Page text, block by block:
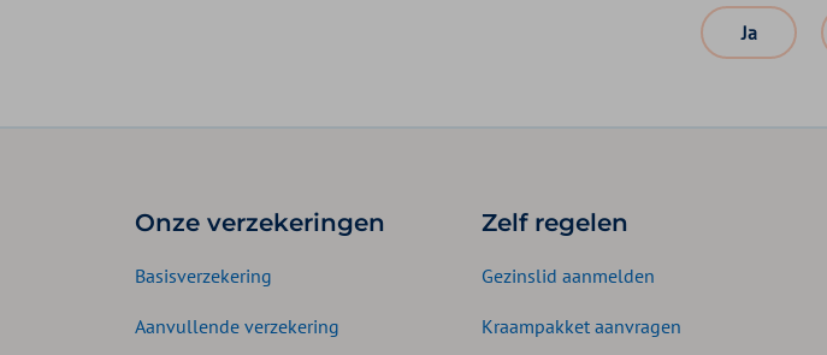
Ja
Onze verzekeringen
Basisverzekering
Aanvullende verzekering
Zelf regelen
Gezinslid aanmelden
Kraampakket aanvragen